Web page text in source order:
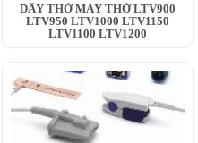
DÂY THỞ MÁY THỞ LTV900
LTV950 LTV1000 LTV1150
LTV1100 LTV1200